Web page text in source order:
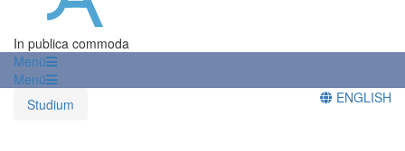
In publica commoda
Menü
Menü
Studium
ENGLISH